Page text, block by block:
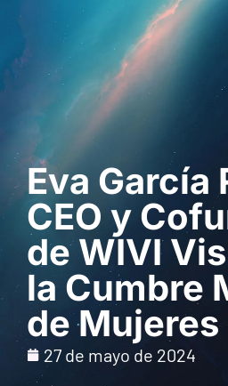
Eva García
CEO y
de WIVI
la Cumbre
de Mujeres
27 de mayo de 2024